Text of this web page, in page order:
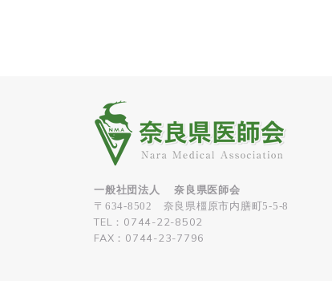
一般社団法人 奈良県医師会
〒634-8502 奈良県橿原市内膳町5-5-8
TEL：0744-22-8502
FAX：0744-23-7796